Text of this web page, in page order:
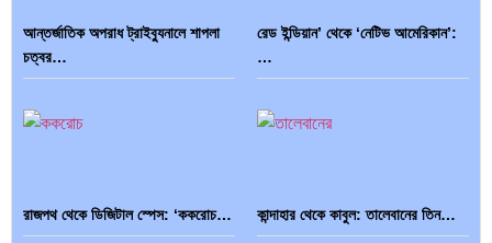
পৃথিবীতে বর্তমানে মোট দেশের সংখ্যা…
এশিয়ান সেঞ্চুরির দ্বৈরথ: চীন-ভারতের
আন্তর্জাতিক অপরাধ ট্রাইব্যুনালে শাপলা
চত্বর…
রেড ইন্ডিয়ান’ থেকে ‘নেটিভ আমেরিকান’:
…
রাজপথ থেকে ডিজিটাল স্পেস: ‘ককরোচ… কান্দাহার থেকে কাবুল: তালেবানের তিন…